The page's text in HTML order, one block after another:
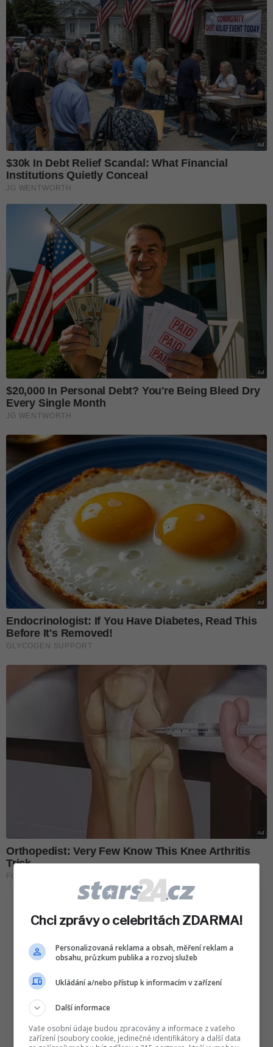
Chci zprávy o celebritách ZDARMA!
Personalizovaná reklama a obsah, měření reklam a
obsahu, průzkum publika a rozvoj služeb
Ukládání a/nebo přístup k informacím v zařízení
Další informace
Vaše osobní údaje budou zpracovány a informace z vašeho
zařízení (soubory cookie, jedinečné identifikátory a další data